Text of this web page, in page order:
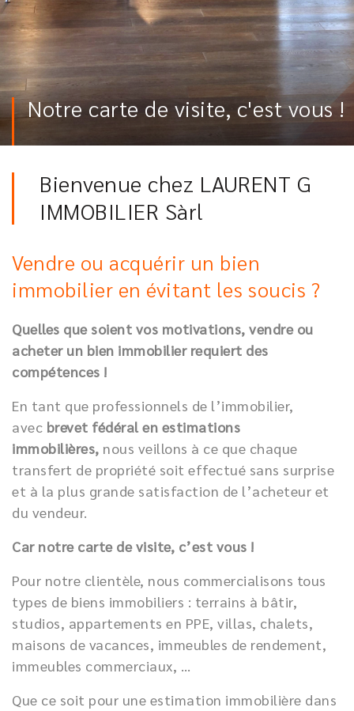
Notre carte de visite, c'est vous !
Bienvenue chez LAURENT G
IMMOBILIER Sàrl
Vendre ou acquérir un bien
immobilier en évitant les soucis ?
Quelles que soient vos motivations, vendre ou
acheter un bien immobilier requiert des
compétences !
En tant que professionnels de l’immobilier,
avec brevet fédéral en estimations
immobilières, nous veillons à ce que chaque
transfert de propriété soit effectué sans surprise
et à la plus grande satisfaction de l’acheteur et
du vendeur.
Car notre carte de visite, c’est vous !
Pour notre clientèle, nous commercialisons tous
types de biens immobiliers : terrains à bâtir,
studios, appartements en PPE, villas, chalets,
maisons de vacances, immeubles de rendement,
immeubles commerciaux, …
Que ce soit pour une estimation immobilière dans